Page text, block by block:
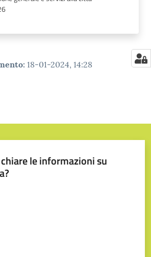
: 18-01-2024, 14:28
le informazioni su